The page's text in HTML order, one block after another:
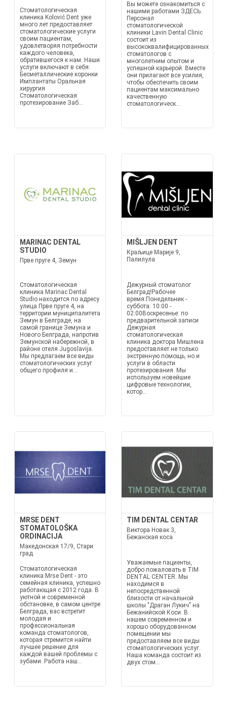
Стоматологическая
клиника Kolović Dent уже
много лет предоставляет
стоматологические услуги
своим пациентам,
удовлетворяя потребности
каждого человека,
обратившегося к нам. Наши
услуги включают в себя:
Бесметаллические коронки
Имплантаты Оральная
хирургия
Стоматологическая
протезирование Заб...
Вы можете ознакомиться с
нашими работами ЗДЕСЬ.
Персонал
стоматологической
клиники Lavin Dental Clinic
состоит из
высококвалифицированных
стоматологов с
многолетним опытом и
успешной карьерой. Вместе
они прилагают все усилия,
чтобы обеспечить своим
пациентам максимально
качественную
стоматологическ...
MARINAC DENTAL
STUDIO
Прве пруге 4, Земун
Стоматологическая
клиника Marinac Dental
Studio находится по адресу
улица Прве пруге 4, на
территории муниципалитета
Земун в Белграде, на
самой границе Земуна и
Нового Белграда, напротив
Земунской набережной, в
районе отеля Jugoslavija.
Мы предлагаем все виды
стоматологических услуг
общего профиля и...
MIŠLJEN DENT
Краљице Марије 9,
Палилула
Дежурный стоматолог
Белград!Рабочее
время:Понедельник -
суббота: 10:00 -
02:00Воскресенье: по
предварительной записи
Дежурная
стоматологическая
клиника доктора Мишлена
предоставляет не только
экстренную помощь, но и
услуги в области
протезирования. Мы
используем новейшие
цифровые технологии,
котор...
MRSE DENT
STOMATOLOŠKA
ORDINACIJA
Македонская 17/9, Стари
град
Стоматологическая
клиника Mrse Dent - это
семейная клиника, успешно
работающая с 2012 года. В
уютной и современной
обстановке, в самом центре
Белграда, вас встретит
молодая и
профессиональная
команда стоматологов,
которая стремится найти
лучшее решение для
каждой вашей проблемы с
зубами. Работа наш...
TIM DENTAL CENTAR
Виктора Новак 3,
Бежанская коса
Уважаемые пациенты,
добро пожаловать в TIM
DENTAL CENTER. Мы
находимся в
непосредственной
близости от начальной
школы "Драган Лукич" на
Бежанийской Коси. В
нашем современном и
хорошо оборудованном
помещении мы
предоставляем все виды
стоматологических услуг.
Наша команда состоит из
двух стом...